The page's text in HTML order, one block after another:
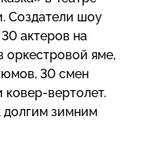
Создатели шоу
актеров на
оркестровой яме,
30 смен
ковер-вертолет.
долгим зимним